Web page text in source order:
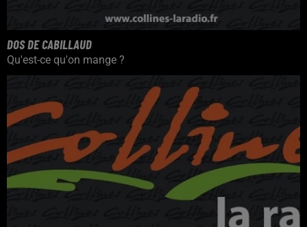
DOS DE CABILLAUD
Qu'est-ce qu'on mange ?